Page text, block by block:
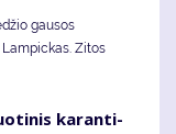
gausos
Zitos
ka­ran­ti­